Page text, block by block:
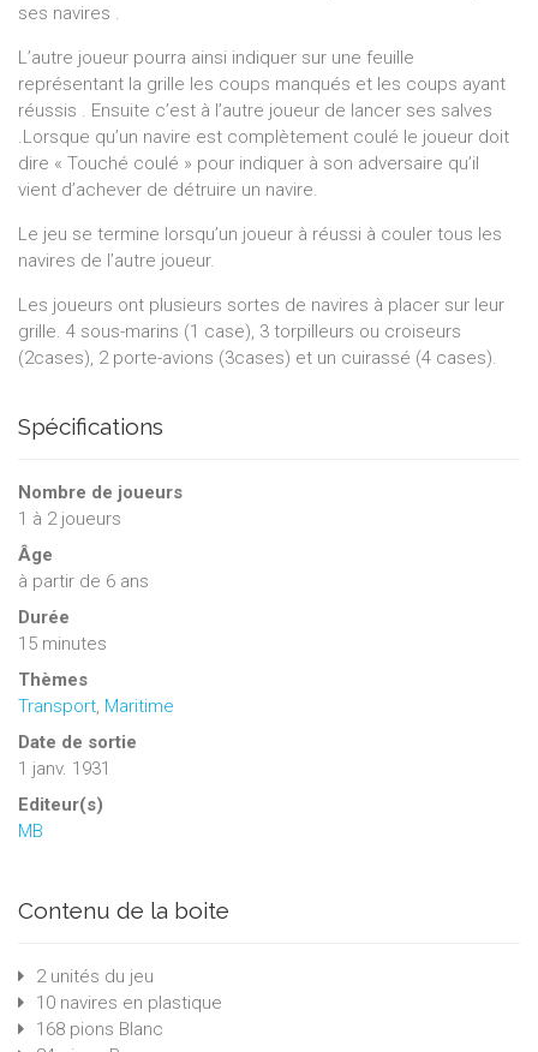
ses navires .
L’autre joueur pourra ainsi indiquer sur une feuille
représentant la grille les coups manqués et les coups ayant
réussis . Ensuite c’est à l’autre joueur de lancer ses salves
.Lorsque qu’un navire est complètement coulé le joueur doit
dire « Touché coulé » pour indiquer à son adversaire qu’il
vient d’achever de détruire un navire.
Le jeu se termine lorsqu’un joueur à réussi à couler tous les
navires de l’autre joueur.
Les joueurs ont plusieurs sortes de navires à placer sur leur
grille. 4 sous-marins (1 case), 3 torpilleurs ou croiseurs
(2cases), 2 porte-avions (3cases) et un cuirassé (4 cases).
Spécifications
Nombre de joueurs
1 à 2joueurs
Âge
à partir de 6 ans
Durée
15 minutes
Thèmes
Transport, Maritime
Date de sortie
1 janv. 1931
Editeur(s)
MB
Contenu de la boite
2 unités du jeu
10 navires en plastique
168 pions Blanc